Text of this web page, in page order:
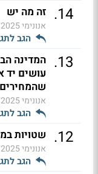
14
. זה מה יש
אנונימי13:57
הגב
13
. המדינה
עושים יד
אנונימי18:50
הגב
12
. שטויות
אנונימי17:22
הגב